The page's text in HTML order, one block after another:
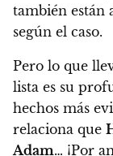
también están
según el caso.
Pero lo que
lista es su
hechos más
relaciona que
Adam… ¡Por